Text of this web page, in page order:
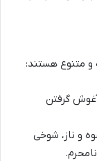
و متنوع هستند:
گرفتن
و ناز، شوخی